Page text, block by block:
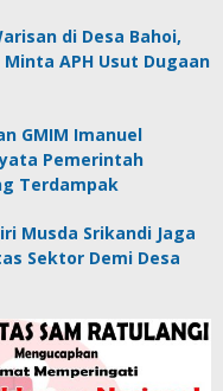
di Desa Bahoi,
APH Usut Dugaan
GMIM Imanuel
Pemerintah
Terdampak
Musda Srikandi Jaga
Sektor Demi Desa